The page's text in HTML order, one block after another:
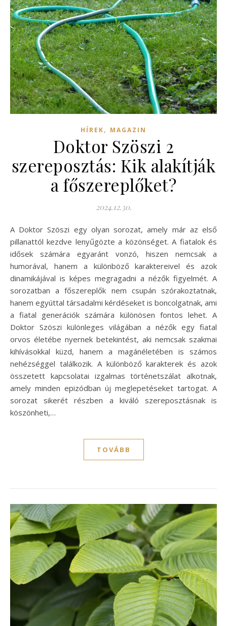
HÍREK, MAGAZIN
Doktor Szöszi 2
szereposztás: Kik alakítják
a főszereplőket?
2024.12.30.
A Doktor Szöszi egy olyan sorozat, amely már az első
pillanattól kezdve lenyűgözte a közönséget. A fiatalok és
idősek számára egyaránt vonzó, hiszen nemcsak a
humorával, hanem a különböző karaktereivel és azok
dinamikájával is képes megragadni a nézők figyelmét. A
sorozatban a főszereplők nem csupán szórakoztatnak,
hanem egyúttal társadalmi kérdéseket is boncolgatnak, ami
a fiatal generációk számára különösen fontos lehet. A
Doktor Szöszi különleges világában a nézők egy fiatal
orvos életébe nyernek betekintést, aki nemcsak szakmai
kihívásokkal küzd, hanem a magánéletében is számos
nehézséggel találkozik. A különböző karakterek és azok
összetett kapcsolatai izgalmas történetszálat alkotnak,
amely minden epizódban új meglepetéseket tartogat. A
sorozat sikerét részben a kiváló szereposztásnak is
köszönheti,…
TOVÁBB